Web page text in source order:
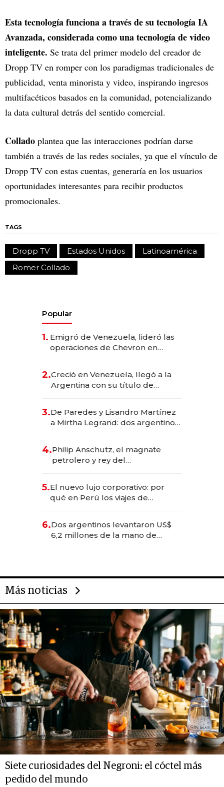
Esta tecnología funciona a través de su tecnología IA
Avanzada, considerada como una tecnología de video
inteligente. Se trata del primer modelo del creador de
Dropp TV en romper con los paradigmas tradicionales de
publicidad, venta minorista y video, inspirando ingresos
multifacéticos basados en la comunidad, potencializando
la data cultural detrás del sentido comercial.
Collado plantea que las interacciones podrían darse
también a través de las redes sociales, ya que el vínculo de
Dropp TV con estas cuentas, generaría en los usuarios
oportunidades interesantes para recibir productos
promocionales.
TAGS
Dropp TV Estados Unidos
Latinoamérica
Romer Collado
Popular
1. Emigró de Venezuela, lideró las
operaciones de Chevron en
2.Creció en Venezuela, llegó a la
Argentina con su título de
las marcas "fast premium"
3.De Paredes y Lisandro Martínez
a Mirtha Legrand: dos argentinos
4.Philip Anschutz, el magnate
petrolero y rey del
Fénix
5.El nuevo lujo corporativo: por
qué en Perú los viajes de
para convertirse en experiencias
transformadoras
6.Dos argentinos levantaron US$
6,2 millones de la mano de
Más noticias
Siete curiosidades del Negroni: el cóctel más
pedido del mundo